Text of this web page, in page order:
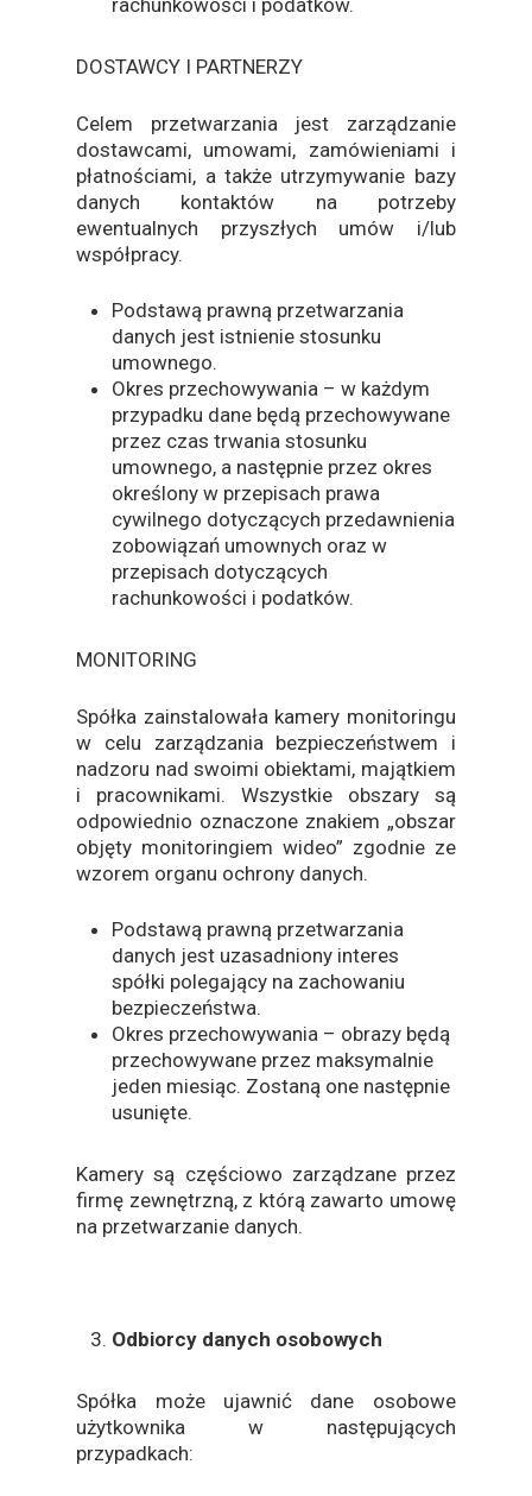
rachunkowości i podatków.
DOSTAWCY I PARTNERZY
Celem przetwarzania jest zarządzanie
dostawcami, umowami, zamówieniami i
płatnościami, a także utrzymywanie bazy
danych kontaktów na potrzeby
ewentualnych przyszłych umów i/lub
współpracy.
Podstawą prawną przetwarzania
danych jest istnienie stosunku
umownego.
Okres przechowywania – w każdym
przypadku dane będą przechowywane
przez czas trwania stosunku
umownego, a następnie przez okres
określony w przepisach prawa
cywilnego dotyczących przedawnienia
zobowiązań umownych oraz w
przepisach dotyczących
rachunkowości i podatków.
MONITORING
Spółka zainstalowała kamery monitoringu
w celu zarządzania bezpieczeństwem i
nadzoru nad swoimi obiektami, majątkiem
i pracownikami. Wszystkie obszary są
odpowiednio oznaczone znakiem „obszar
objęty monitoringiem wideo” zgodnie ze
wzorem organu ochrony danych.
Podstawą prawną przetwarzania
danych jest uzasadniony interes
spółki polegający na zachowaniu
bezpieczeństwa.
Okres przechowywania – obrazy będą
przechowywane przez maksymalnie
jeden miesiąc. Zostaną one następnie
usunięte.
Kamery są częściowo zarządzane przez
firmę zewnętrzną, z którą zawarto umowę
na przetwarzanie danych.
Odbiorcy danych osobowych
Spółka może ujawnić dane osobowe
użytkownika w następujących
przypadkach: